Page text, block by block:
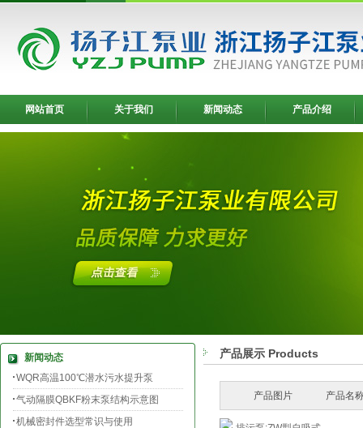
网站首页 关于我们 新闻动态 产品介绍
新闻动态
WQR高温100℃潜水污水提升泵
气动隔膜QBKF粉末泵结构示意图
机械密封件选型常识与使用
产品展示 Products
产品图片 产品名